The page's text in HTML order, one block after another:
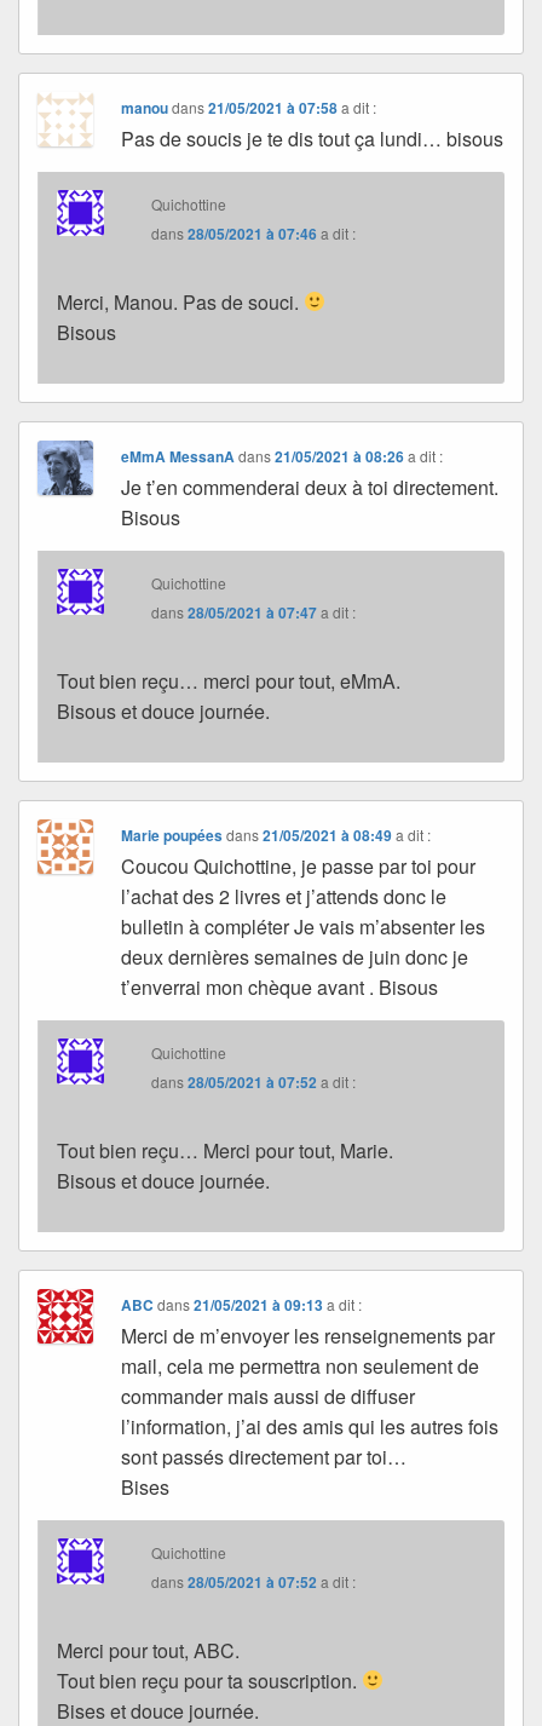
manoudans21/05/2021 à 07:58 a dit :
Pas de soucis je te dis tout ça lundi… bisous
Quichottine
dans28/05/2021 à 07:46a dit :
Merci, Manou. Pas de souci.
Bisous
eMmA MessanA dans21/05/2021 à 08:26 a dit :
Je t’en commenderai deux à toi directement.
Bisous
Quichottine
dans28/05/2021 à 07:47a dit :
Tout bien reçu… merci pour tout, eMmA.
Bisous et douce journée.
Marie poupéesdans21/05/2021 à 08:49 a dit :
Coucou Quichottine, je passe par toi pour
l’achat des 2 livres et j’attends donc le
bulletin à compléter Je vais m’absenter les
deux dernières semaines de juin donc je
t’enverrai mon chèque avant . Bisous
Quichottine
dans28/05/2021 à 07:52 a dit :
Tout bien reçu… Merci pour tout, Marie.
Bisous et douce journée.
ABC dans21/05/2021 à 09:13 a dit :
Merci de m’envoyer les renseignements par
mail, cela me permettra non seulement de
commander mais aussi de diffuser
l’information, j’ai des amis qui les autres fois
sont passés directement par toi…
Bises
Quichottine
dans28/05/2021 à 07:52 a dit :
Merci pour tout, ABC.
Tout bien reçu pour ta souscription.
Bises et douce journée.